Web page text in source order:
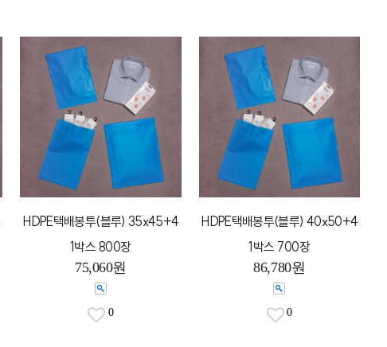
HDPE택배봉투(블루) 35x45+4
1박스 800장
75,060원
0
HDPE택배봉투(블루) 40x50+4
1박스 700장
86,780원
0